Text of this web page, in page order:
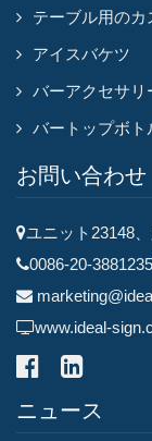
テーブル用の
アイスバケツ
バーアクセサリ
バートップボト
お問い合わせ
ユニット23148
0086-20-
www.ideal-
ニュース